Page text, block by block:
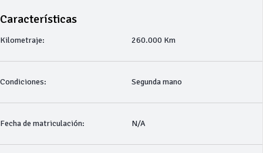
Características
Kilometraje: 260.000 Km
Condiciones: Segunda mano
Fecha de matriculación: N/A